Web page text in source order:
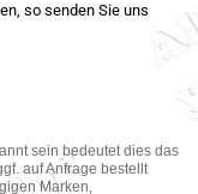
so senden Sie uns
sein bedeutet dies das
auf Anfrage bestellt
Marken,